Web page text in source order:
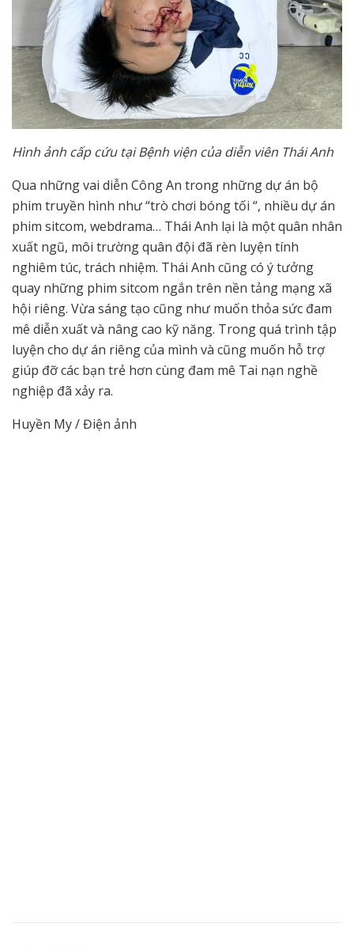
Hình ảnh cấp cứu tại Bệnh viện của diễn viên Thái Anh
Qua những vai diễn Công An trong những dự án bộ
phim truyền hình như “trò chơi bóng tối “, nhiều dự án
phim sitcom, webdrama… Thái Anh lại là một quân nhân
xuất ngũ, môi trường quân đội đã rèn luyện tính
nghiêm túc, trách nhiệm. Thái Anh cũng có ý tưởng
quay những phim sitcom ngắn trên nền tảng mạng xã
hội riêng. Vừa sáng tạo cũng như muốn thỏa sức đam
mê diễn xuất và nâng cao kỹ năng. Trong quá trình tập
luyện cho dự án riêng của mình và cũng muốn hỗ trợ
giúp đỡ các bạn trẻ hơn cùng đam mê Tai nạn nghề
nghiệp đã xảy ra.
Huyền My / Điện ảnh